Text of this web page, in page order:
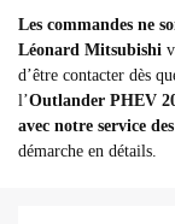
Les commandes ne
Léonard Mitsubishi
d’être contacter dès
l’Outlander PHEV
avec notre service
démarche en détails.